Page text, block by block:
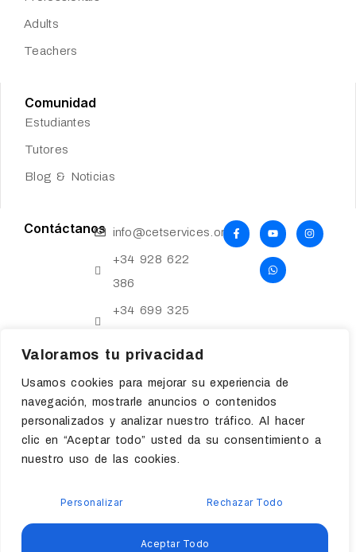
Valoramos tu privacidad
Usamos cookies para mejorar su experiencia de
navegación, mostrarle anuncios o contenidos
personalizados y analizar nuestro tráfico. Al hacer
clic en “Aceptar todo” usted da su consentimiento a
nuestro uso de las cookies.
Personalizar Rechazar Todo
Aceptar Todo
Adults
Teachers
Comunidad
Estudiantes
Tutores
Blog & Noticias
Contáctanos info@cetservices.org
+34 928 622
386
+34 699 325
Políticas y privacidad
Políticas de cookies